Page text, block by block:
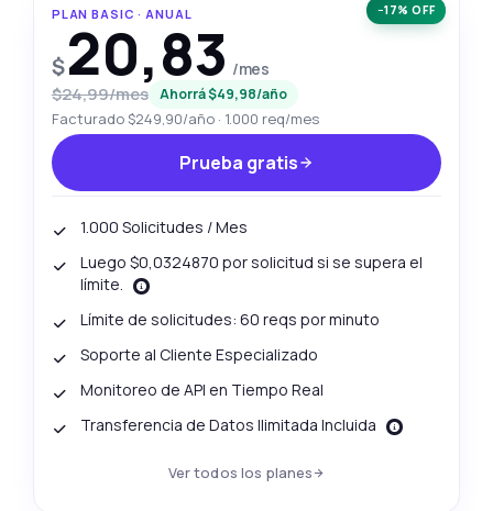
−17% OFF
PLAN BASIC · ANUAL
$20,83 /mes
$24,99/mes Ahorrá $49,98/año
Facturado $249,90/año · 1.000 req/mes
Prueba gratis
1.000 Solicitudes / Mes
Luego $0,0324870 por solicitud si se supera el
límite.
Límite de solicitudes: 60 reqs por minuto
Soporte al Cliente Especializado
Monitoreo de API en Tiempo Real
Transferencia de Datos Ilimitada Incluida
Ver todos los planes